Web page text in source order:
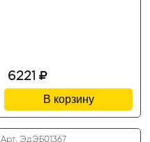
6221
В корзину
Арт. ЭдЭБ01367